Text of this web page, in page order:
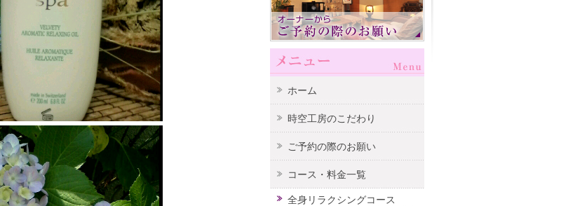
ホーム
時空工房のこだわり
ご予約の際のお願い
コース・料金一覧
全身リラクシングコース